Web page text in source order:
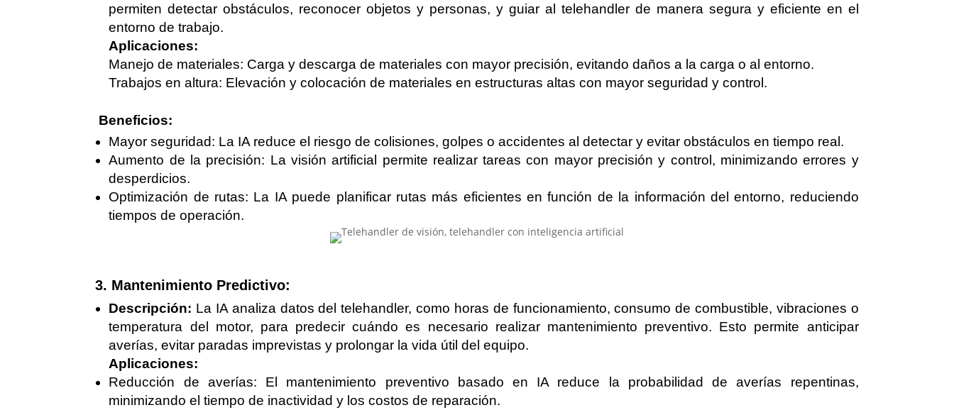
permiten detectar obstáculos, reconocer objetos y personas, y guiar al telehandler de manera segura y eficiente en el
entorno de trabajo.
Aplicaciones:
Manejo de materiales: Carga y descarga de materiales con mayor precisión, evitando daños a la carga o al entorno.
Trabajos en altura: Elevación y colocación de materiales en estructuras altas con mayor seguridad y control.
Beneficios:
Mayor seguridad: La IA reduce el riesgo de colisiones, golpes o accidentes al detectar y evitar obstáculos en tiempo real.
Aumento de la precisión: La visión artificial permite realizar tareas con mayor precisión y control, minimizando errores y
desperdicios.
Optimización de rutas: La IA puede planificar rutas más eficientes en función de la información del entorno, reduciendo
tiempos de operación.
3. Mantenimiento Predictivo:
Descripción: La IA analiza datos del telehandler, como horas de funcionamiento, consumo de combustible, vibraciones o
temperatura del motor, para predecir cuándo es necesario realizar mantenimiento preventivo. Esto permite anticipar
averías, evitar paradas imprevistas y prolongar la vida útil del equipo.
Aplicaciones:
Reducción de averías: El mantenimiento preventivo basado en IA reduce la probabilidad de averías repentinas,
minimizando el tiempo de inactividad y los costos de reparación.